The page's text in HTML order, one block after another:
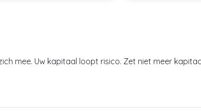
mee. Uw kapitaal loopt risico. Zet niet meer